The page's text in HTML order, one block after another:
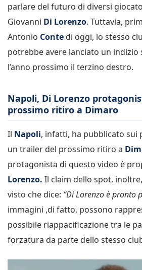
parlare del futuro di diversi
Giovanni Di Lorenzo. Tuttavia,
Antonio Conte di oggi, lo stesso
potrebbe avere lanciato un indizio
l’anno prossimo il terzino destro.
Napoli, Di Lorenzo
prossimo ritiro a Dimaro
Il Napoli, infatti, ha pubblicato sui
un trailer del prossimo ritiro a
protagonista di questo video è
Lorenzo. Il claim dello spot,
visto che dice: “Di Lorenzo è pronto
immagini ,di fatto, possono
possibile riappacificazione tra le
forzatura da parte dello stesso